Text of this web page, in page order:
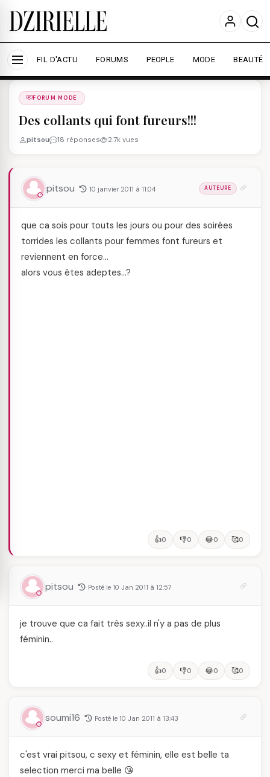
Nous utilisons des cookies pour améliorer votre
expérience et mesurer l'audience.
En savoir plus
Accepter tout Personnaliser
FIL D'ACTU FORUMS PEOPLE MODE BEAUTÉ
Forums
FORUM MODE
Des collants qui font fureurs!!!
pitsou 18 réponses 2.7k vues
pitsou 10 janvier 2011 à 11:04 AUTEURE
que ca sois pour touts les jours ou pour des soirées
torrides les collants pour femmes font fureurs et
reviennent en force…
alors vous êtes adeptes…?
👍0 👎0 😂0 🥰0
pitsou Posté le 10 Jan 2011 à 12:57
je trouve que ca fait très sexy..il n'y a pas de plus
féminin..
👍0 👎0 😂0 🥰0
soumi16 Posté le 10 Jan 2011 à 13:43
c'est vrai pitsou, c sexy et féminin, elle est belle ta
selection merci ma belle 😘